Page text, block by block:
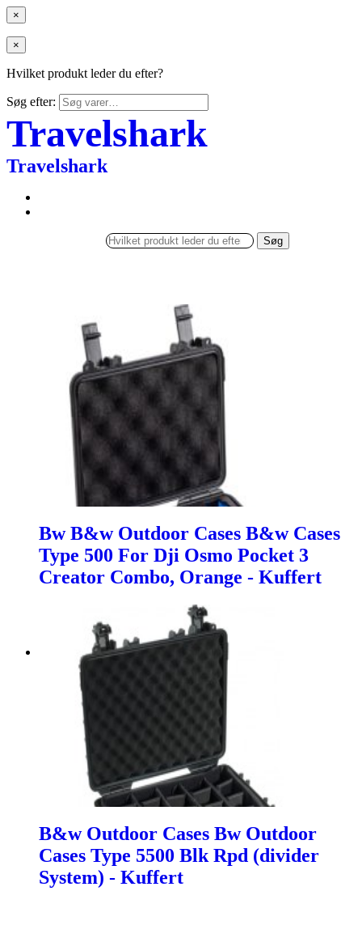
×
×
Hvilket produkt leder du efter?
Søg efter:
Travelshark
Travelshark
Søg
Bw B&w Outdoor Cases B&w Cases
Type 500 For Dji Osmo Pocket 3
Creator Combo, Orange - Kuffert
B&w Outdoor Cases Bw Outdoor
Cases Type 5500 Blk Rpd (divider
System) - Kuffert